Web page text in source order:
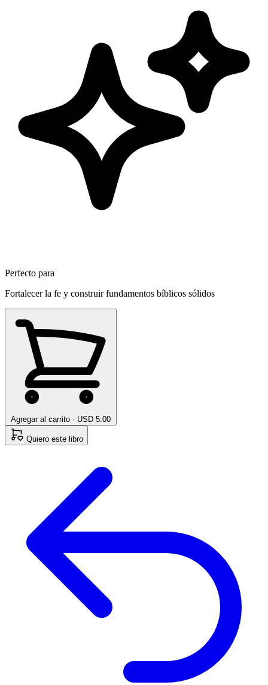
Perfecto para
Fortalecer la fe y construir fundamentos bíblicos sólidos
Agregar al carrito · USD 5.00
Quiero este libro